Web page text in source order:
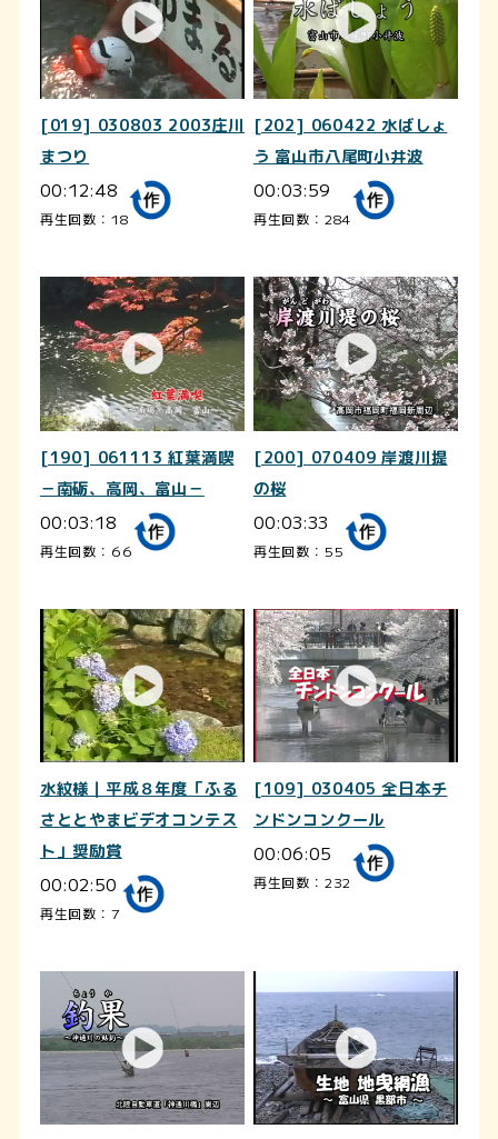
[019] 030803 2003庄川
まつり
00:12:48
再生回数：18
[202] 060422 水ばしょ
う 富山市八尾町小井波
00:03:59
再生回数：284
[190] 061113 紅葉満喫
－南砺、高岡、富山－
00:03:18
再生回数：66
[200] 070409 岸渡川提
の桜
00:03:33
再生回数：55
水紋様｜平成８年度「ふる
さととやまビデオコンテス
ト」奨励賞
00:02:50
再生回数：7
[109] 030405 全日本チ
ンドンコンクール
00:06:05
再生回数：232